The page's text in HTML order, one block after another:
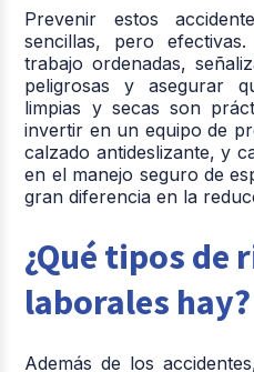
Prevenir estos
sencillas, pero efectivas.
trabajo ordenadas,
peligrosas y asegurar
limpias y secas son
invertir en un equipo de
calzado antideslizante, y
en el manejo seguro de
gran diferencia en la
¿Qué tipos de
laborales hay?
Además de los